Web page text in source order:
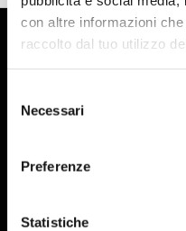
con altre informazioni
raccolto dal tuo utilizzo
delNecessari
Preferenze
Statistiche